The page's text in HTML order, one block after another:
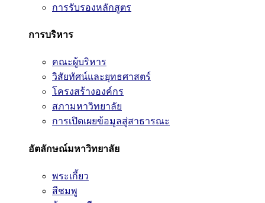
การรับรองหลักสูตร
การบริหาร
คณะผู้บริหาร
วิสัยทัศน์และยุทธศาสตร์
โครงสร้างองค์กร
สภามหาวิทยาลัย
การเปิดเผยข้อมูลสู่สาธารณะ
อัตลักษณ์มหาวิทยาลัย
พระเกี้ยว
สีชมพู